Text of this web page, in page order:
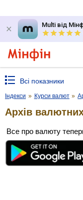
Multi від
Всі показники
Індекси » Курси валют »
Архів
Все про валюту